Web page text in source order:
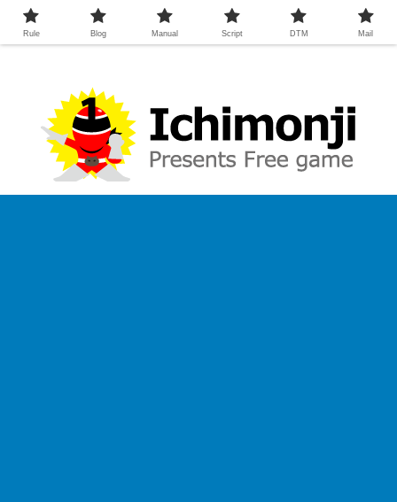
Rule Blog Manual Script DTM Mail